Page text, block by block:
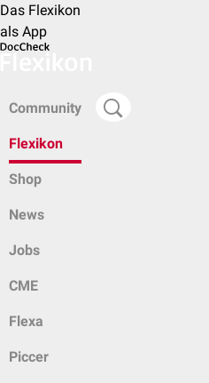
Das Flexikon
als App
Community
Flexikon
Shop
News
Jobs
CME
Flexa
Piccer